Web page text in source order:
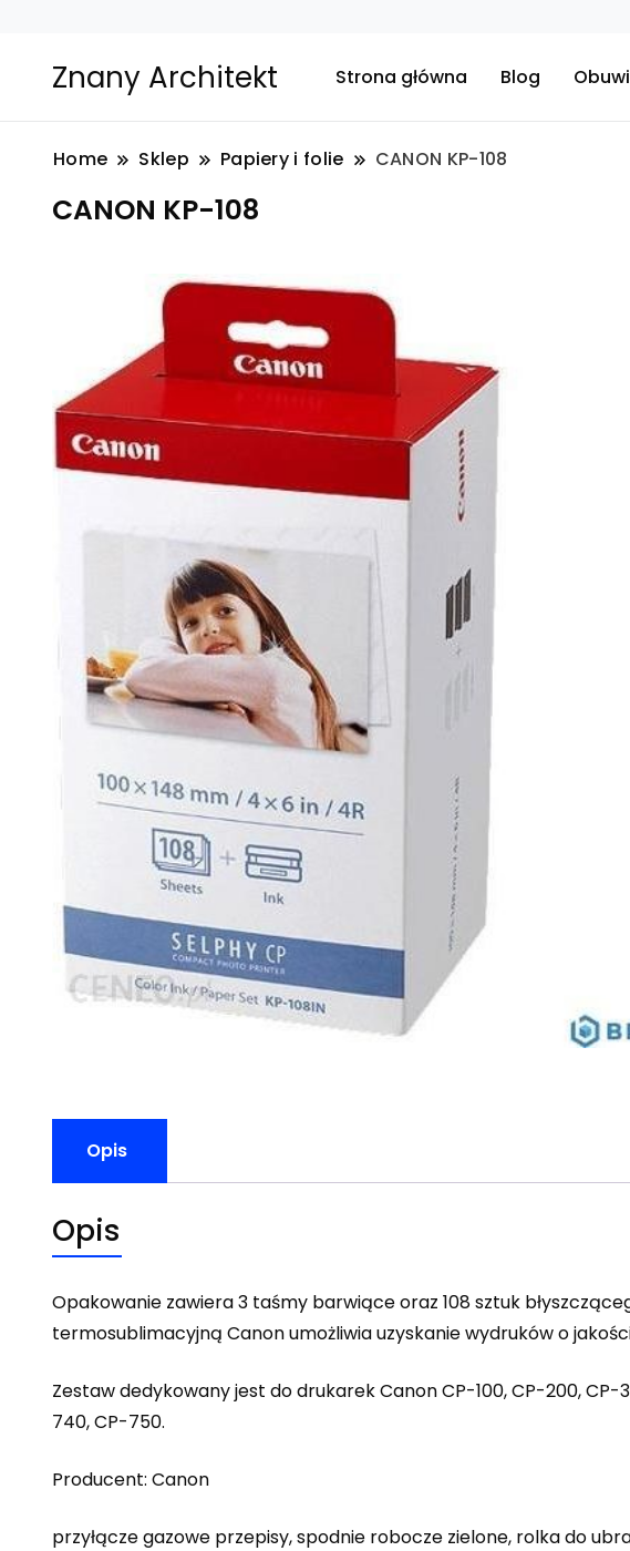
Znany Architekt Strona główna Blog
Home Sklep Papiery i folie CANON KP-108
CANON KP-108
Opis
Opis
Opakowanie zawiera 3 taśmy barwiące oraz 108 sztuk
termosublimacyjną Canon umożliwia uzyskanie wydruków o
Zestaw dedykowany jest do drukarek Canon CP-100, CP-200, CP-
740, CP-750.
Producent: Canon
przyłącze gazowe przepisy, spodnie robocze zielone, rolka do